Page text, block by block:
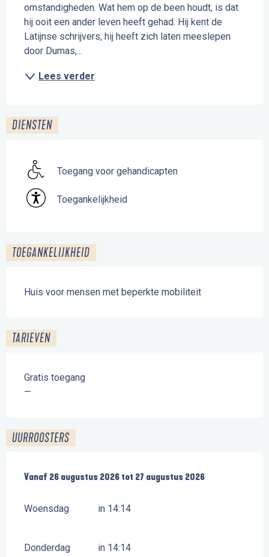
omstandigheden. Wat hem op de been houdt, is dat
hij ooit een ander leven heeft gehad. Hij kent de
Latijnse schrijvers, hij heeft zich laten meeslepen
door Dumas,...
Lees verder
DIENSTEN
Toegang voor gehandicapten
Toegankelijkheid
TOEGANKELIJKHEID
Huis voor mensen met beperkte mobiliteit
TARIEVEN
Gratis toegang
—
UURROOSTERS
Vanaf 26 augustus 2026 tot 27 augustus 2026
Vanaf 26 augustus 2026 tot 27 augustus 2026
Woensdag in 14:14
Donderdag in 14:14